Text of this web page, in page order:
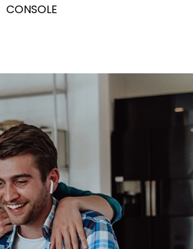
CONSOLE